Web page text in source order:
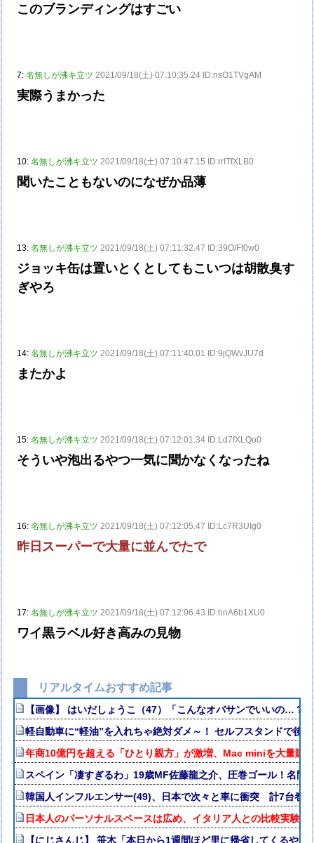
このブランディングはすごい
7:名無しが沸キ立ツ 2021/09/18(土) 07:10:35.24 ID:nsO1TVgAM
実際うまかった
10:名無しが沸キ立ツ 2021/09/18(土) 07:10:47.15 ID:rrITfXLB0
聞いたこともないのになぜか品薄
13:名無しが沸キ立ツ 2021/09/18(土) 07:11:32.47 ID:39O/Ff0w0
ジョッキ缶は置いとくとしてもこいつは胡散臭す
ぎやろ
14:名無しが沸キ立ツ 2021/09/18(土) 07:11:40.01 ID:9jQWvJU7d
またかよ
15:名無しが沸キ立ツ 2021/09/18(土) 07:12:01.34 ID:Ld7fXLQo0
そういや泡出るやつ一気に聞かなくなったね
16:名無しが沸キ立ツ 2021/09/18(土) 07:12:05.47 ID:Lc7R3UIg0
昨日スーパーで大量に並んでたで
17:名無しが沸キ立ツ 2021/09/18(土) 07:12:06.43 ID:hnA6b1XU0
ワイ黒ラベル好き高みの見物
リアルタイムおすすめ記事
【画像】 はいだしょうこ（47）「こんなオバサンでいいの…？」
軽自動車に“軽油”を入れちゃ絶対ダメ～！ セルフスタンドで後
年商10億円を超える「ひとり親方」が激増、Mac miniを大量購
スペイン「凄すぎるわ」19歳MF佐藤龍之介、圧巻ゴール！名
韓国人インフルエンサー(49)、日本で次々と車に衝突 計7台巻
日本人のパーソナルスペースは広め、イタリア人との比較実験で
【にじさんじ】 笹木「本日から1週間ほど里に帰省してくるや